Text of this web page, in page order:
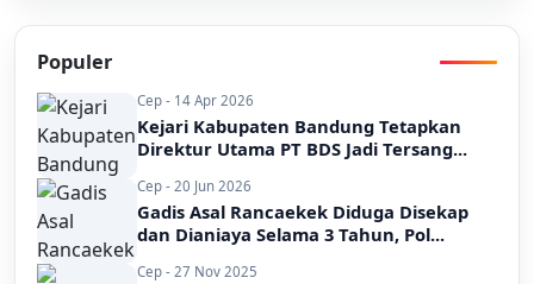
Populer
Cep - 14 Apr 2026
Kejari Kabupaten Bandung Tetapkan
Direktur Utama PT BDS Jadi Tersang...
Cep - 20 Jun 2026
Gadis Asal Rancaekek Diduga Disekap
dan Dianiaya Selama 3 Tahun, Pol...
Cep - 27 Nov 2025